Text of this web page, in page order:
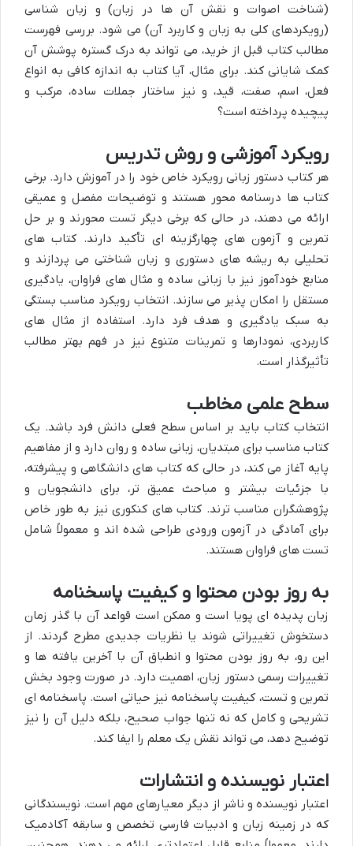
(شناخت اصوات و نقش آن ها در زبان) و زبان شناسی
(رویکردهای کلی به زبان و کاربرد آن) می شود. بررسی فهرست
مطالب کتاب قبل از خرید، می تواند به درک گستره پوشش آن
کمک شایانی کند. برای مثال، آیا کتاب به اندازه کافی به انواع
فعل، اسم، صفت، قید، و نیز ساختار جملات ساده، مرکب و
پیچیده پرداخته است؟
رویکرد آموزشی و روش تدریس
هر کتاب دستور زبانی رویکرد خاص خود را در آموزش دارد. برخی
کتاب ها درسنامه محور هستند و توضیحات مفصل و عمیقی
ارائه می دهند، در حالی که برخی دیگر تست محورند و بر حل
تمرین و آزمون های چهارگزینه ای تأکید دارند. کتاب های
تحلیلی به ریشه های دستوری و زبان شناختی می پردازند و
منابع خودآموز نیز با زبانی ساده و مثال های فراوان، یادگیری
مستقل را امکان پذیر می سازند. انتخاب رویکرد مناسب بستگی
به سبک یادگیری و هدف فرد دارد. استفاده از مثال های
کاربردی، نمودارها و تمرینات متنوع نیز در فهم بهتر مطالب
تأثیرگذار است.
سطح علمی مخاطب
انتخاب کتاب باید بر اساس سطح فعلی دانش فرد باشد. یک
کتاب مناسب برای مبتدیان، زبانی ساده و روان دارد و از مفاهیم
پایه آغاز می کند، در حالی که کتاب های دانشگاهی و پیشرفته،
با جزئیات بیشتر و مباحث عمیق تر، برای دانشجویان و
پژوهشگران مناسب ترند. کتاب های کنکوری نیز به طور خاص
برای آمادگی در آزمون ورودی طراحی شده اند و معمولاً شامل
تست های فراوان هستند.
به روز بودن محتوا و کیفیت پاسخنامه
زبان پدیده ای پویا است و ممکن است قواعد آن با گذر زمان
دستخوش تغییراتی شوند یا نظریات جدیدی مطرح گردند. از
این رو، به روز بودن محتوا و انطباق آن با آخرین یافته ها و
تغییرات رسمی دستور زبان، اهمیت دارد. در صورت وجود بخش
تمرین و تست، کیفیت پاسخنامه نیز حیاتی است. پاسخنامه ای
تشریحی و کامل که نه تنها جواب صحیح، بلکه دلیل آن را نیز
توضیح دهد، می تواند نقش یک معلم را ایفا کند.
اعتبار نویسنده و انتشارات
اعتبار نویسنده و ناشر از دیگر معیارهای مهم است. نویسندگانی
که در زمینه زبان و ادبیات فارسی تخصص و سابقه آکادمیک